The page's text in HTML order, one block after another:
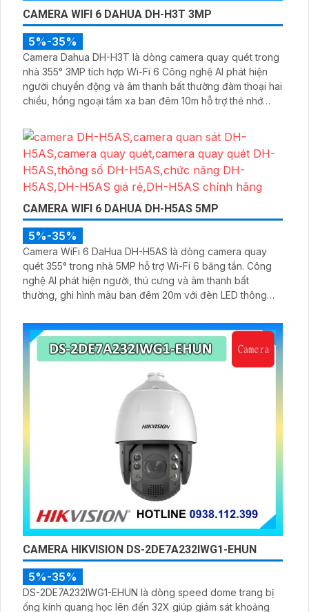
CAMERA WIFI 6 DAHUA DH-H3T 3MP
5%-35%
Camera Dahua DH-H3T là dòng camera quay quét trong
nhà 355° 3MP tích hợp Wi-Fi 6 Công nghệ AI phát hiện
người chuyển động và âm thanh bất thường đàm thoại hai
chiều, hồng ngoại tầm xa ban đêm 10m hỗ trợ thẻ nhớ
DMSS
CAMERA WIFI 6 DAHUA DH-H5AS 5MP
5%-35%
Camera WiFi 6 DaHua DH-H5AS là dòng camera quay
quét 355° trong nhà 5MP hỗ trợ Wi-Fi 6 băng tần. Công
nghệ AI phát hiện người, thú cưng và âm thanh bất
thường, ghi hình màu ban đêm 20m với đèn LED thông
dụng DMSS,
CAMERA HIKVISION DS-2DE7A232IWG1-EHUN
5%-35%
DS-2DE7A232IWG1-EHUN là dòng speed dome trang bị
ống kính quang học lên đến 32X giúp giám sát khoảng